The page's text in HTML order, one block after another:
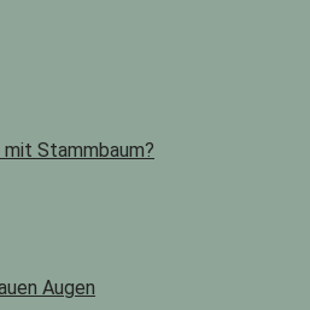
Stammbaum?
Augen